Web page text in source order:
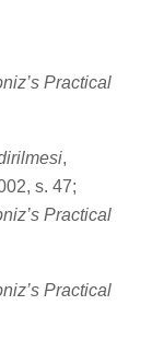
Practical
,
s. 47;
Practical
Practical